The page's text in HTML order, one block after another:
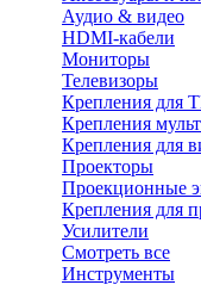
Аудио & видео
HDMI-кабели
Мониторы
Телевизоры
Крепления для
Крепления
Крепления для
Проекторы
Проекционные
Крепления для
Усилители
Смотреть все
Инструменты